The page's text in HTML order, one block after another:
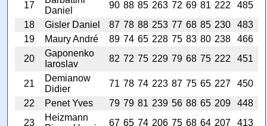
17
Daniel
90 88 85 263 72 69 81 222
485
18
Gisler Daniel 87 78 88 253 77 68 85 230
483
19
Maury André 89 74 65 228 75 83 80 238
466
20
Gaponenko
Iaroslav
82 72 75 229 79 68 75 222 451
21
Demianow
Didier
71 78 74 223 87 75 65 227
450
22
Penet Yves 79 79 81 239 56 88 65 209
448
23
Heizmann
67 65 74 206 75 68 64 207 413